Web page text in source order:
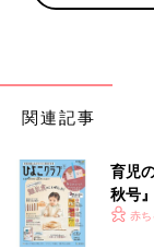
関連記事
育児
秋号
いっ
赤